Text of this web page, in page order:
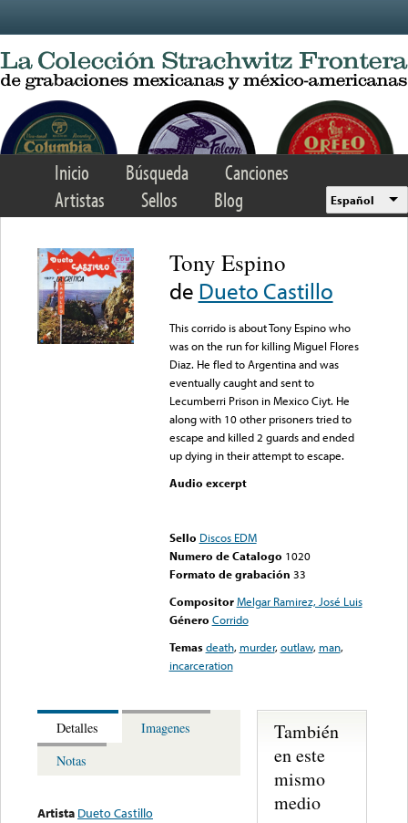
Inicio Búsqueda
Canciones
Artistas
Sellos Blog Español
Tony Espino
de Dueto Castillo
This corrido is about Tony Espino who
was on the run for killing Miguel Flores
Diaz. He fled to Argentina and was
eventually caught and sent to
Lecumberri Prison in Mexico Ciyt. He
along with 10 other prisoners tried to
escape and killed 2 guards and ended
up dying in their attempt to escape.
Audio excerpt
Sello Discos EDM
Numero de Catalogo 1020
Formato de grabación 33
Compositor Melgar Ramirez, José Luis
Género Corrido
Temas death, murder,outlaw, man,
incarceration
Detalles
Imagenes
Notas
Artista Dueto Castillo
También
en este
mismo
medio